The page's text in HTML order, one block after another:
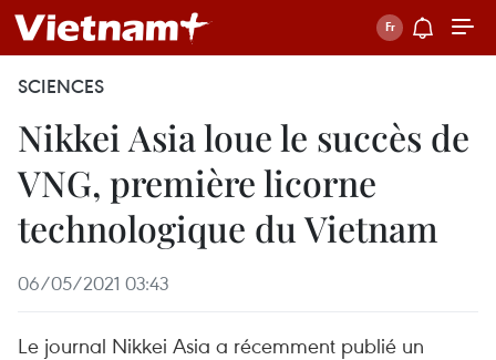
SCIENCES
Nikkei Asia loue le succès de
VNG, première licorne
technologique du Vietnam
06/05/2021 03:43
Le journal Nikkei Asia a récemment publié un